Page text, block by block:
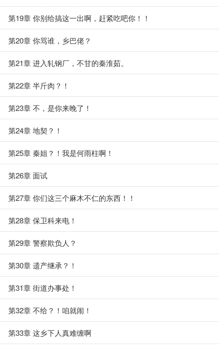
第19章 你别给搞这一出啊，赶紧吃吧你！！
第20章 你骂谁，乡巴佬？
第21章 进入轧钢厂，不甘的秦淮茹。
第22章 半斤肉？！
第23章 不，是你来晚了！
第24章 地契？！
第25章 秦姐？！我是何雨柱啊！
第26章 面试
第27章 你们这三个麻木不仁的东西！！
第28章 保卫科来电！
第29章 警察欺负人？
第30章 遗产继承？！
第31章 街道办事处！
第32章 不给？！咱就闹！
第33章 这乡下人真难缠啊